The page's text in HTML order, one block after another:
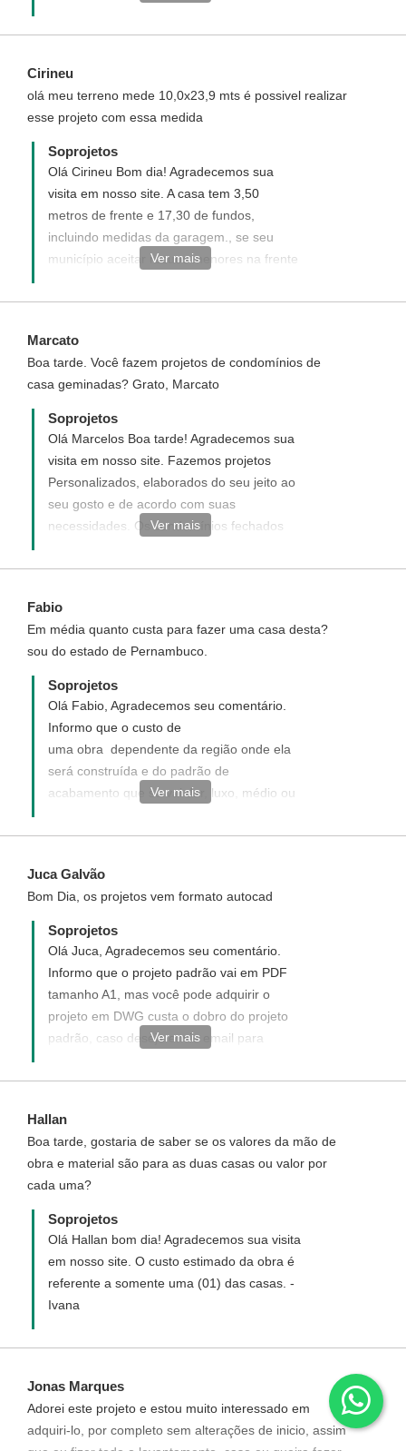
Você tem este 1 m sobrando. Caso deseje
possibilidade para um de nossos arquitetos
analisar. Atendimento Soprojetos.
Cirineu
olá meu terreno mede 10,0x23,9 mts é possivel realizar
esse projeto com essa medida
Soprojetos
Olá Cirineu Bom dia! Agradecemos sua
visita em nosso site. A casa tem 3,50
metros de frente e 17,30 de fundos,
incluindo medidas da garagem., se seu
município aceitar recuos menores na frente
Certifique-se em sua Prefeitura quanto a
Ver mais
Marcato
Boa tarde. Você fazem projetos de condomínios de
casa geminadas? Grato, Marcato
Soprojetos
Olá Marcelos Boa tarde! Agradecemos sua
visita em nosso site. Fazemos projetos
Personalizados, elaborados do seu jeito ao
seu gosto e de acordo com suas
necessidades. Os condomínios fechados
diferenciados, portanto há necessidade de
abaixo e veja como funciona o projeto
Personalizado. -
http://www.soprojetos.com.br/personalizado
Ver mais
Fabio
Em média quanto custa para fazer uma casa desta?
sou do estado de Pernambuco.
Soprojetos
Olá Fabio, Agradecemos seu comentário.
Informo que o custo de
uma obra dependente da região onde ela
será construída e do padrão de
acabamento que se vai dar, luxo, médio ou
a topografia, necessidade de fundações
fatores, podemos aproximar o custo de
uma obra, baseado em tabelas de custos
unitários fornecidos pelos órgãos afins.
Opcionalmente nossos projetos
acompanham o Orçamento Quantitativo de
Material, que é a relação da quantidade de
materiais a serem gastos na construção
sem valores unitários, entregues em
automaticamente o valor total. Sugerimos
que adquira o orçamento quantitativo de
material para um valor exato dos custos
que terá para construir essa casa.
Ver mais
Juca Galvão
Bom Dia, os projetos vem formato autocad
Soprojetos
Olá Juca, Agradecemos seu comentário.
Informo que o projeto padrão vai em PDF
tamanho A1, mas você pode adquirir o
projeto em DWG custa o dobro do projeto
padrão, caso deseje envie email para
dados cadastrais(nome, endereço
enviarmos link de compra com valor
correspondente. Atendimento Soprojetos
Ver mais
Hallan
Boa tarde, gostaria de saber se os valores da mão de
obra e material são para as duas casas ou valor por
cada uma?
Soprojetos
Olá Hallan bom dia! Agradecemos sua visita
em nosso site. O custo estimado da obra é
referente a somente uma (01) das casas. -
Ivana
Jonas Marques
Adorei este projeto e estou muito interessado em
adquiri-lo, por completo sem alterações de inicio, assim